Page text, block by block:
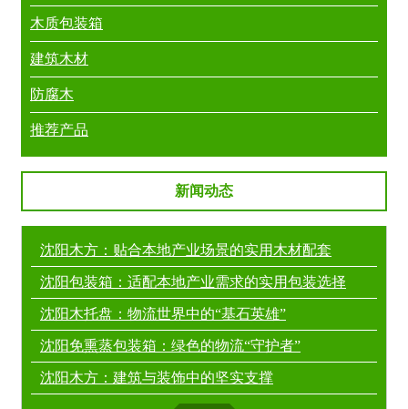
木质包装箱
建筑木材
防腐木
推荐产品
新闻动态
沈阳木方：贴合本地产业场景的实用木材配套
沈阳包装箱：适配本地产业需求的实用包装选择
沈阳木托盘：物流世界中的“基石英雄”
沈阳免熏蒸包装箱：绿色的物流“守护者”
沈阳木方：建筑与装饰中的坚实支撑